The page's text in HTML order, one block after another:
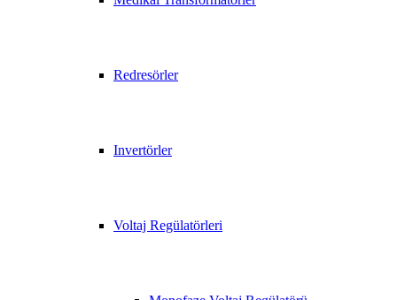
Redresörler
Invertörler
Voltaj Regülatörleri